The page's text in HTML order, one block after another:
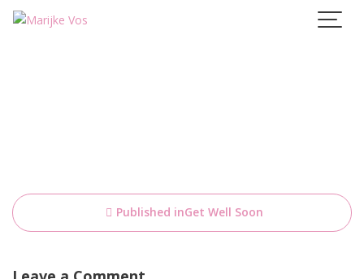
Skip
Bericht
navigatie
Published inGet Well Soon